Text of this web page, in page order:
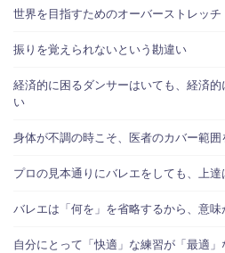
世界を目指すためのオーバーストレッチ
振りを覚えられないという勘違い
経済的に困るダンサーはいても、経済
い
身体が不調の時こそ、医者のカバー範囲
プロの見本通りにバレエをしても、上
バレエは「何を」を省略するから、意
自分にとって「快適」な練習が「最適